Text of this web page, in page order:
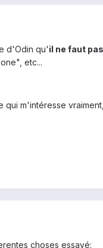
d'Odin qu'il ne faut
etc...
qui m'intéresse
choses essayé: